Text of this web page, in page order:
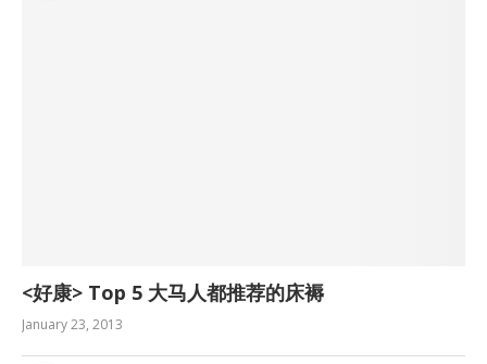
<好康> Top 5 大马人都推荐的床褥
January 23, 2013